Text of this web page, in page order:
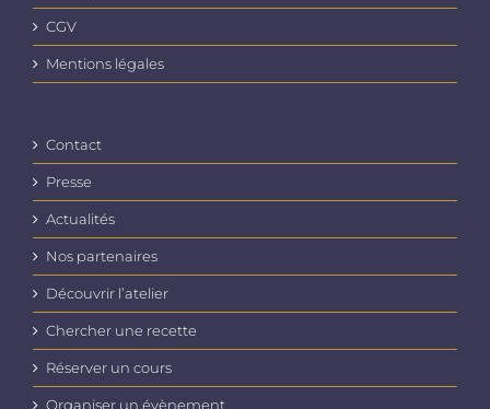
CGV
Mentions légales
Contact
Presse
Actualités
Nos partenaires
Découvrir l’atelier
Chercher une recette
Réserver un cours
Organiser un évènement